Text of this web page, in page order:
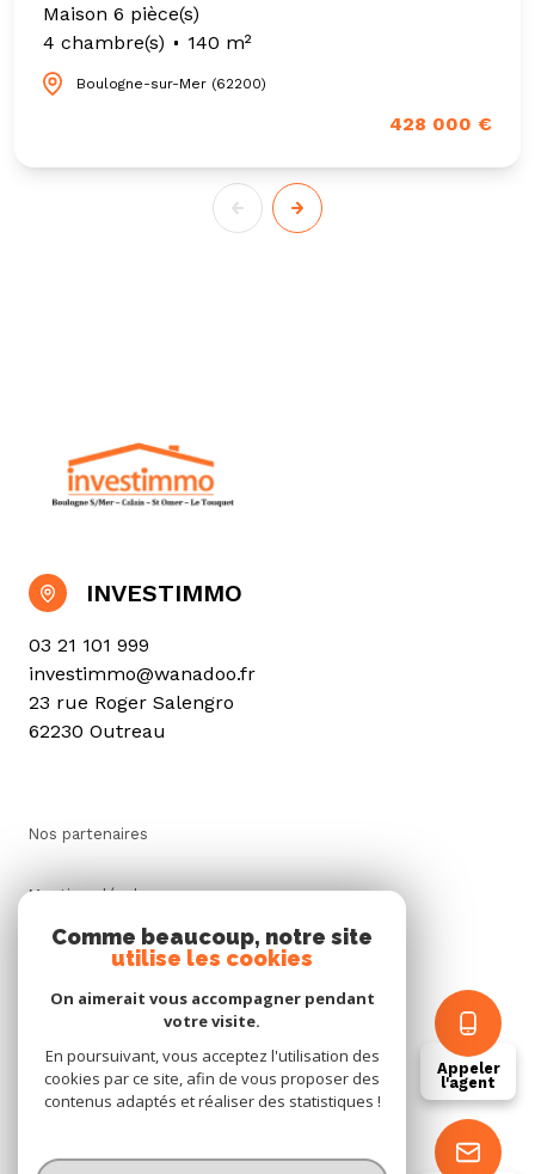
Appeler
l'agent
Maison 6 pièce(s)
4 chambre(s)
140 m²
Boulogne-sur-Mer (62200)
428 000 €
INVESTIMMO
03 21 101 999
investimmo@wanadoo.fr
23 rue Roger Salengro
62230 Outreau
Nos partenaires
Mentions légales
Cookies
© 2026 | Tous droits réservés
Comme beaucoup, notre site
utilise les cookies
On aimerait vous accompagner pendant
votre visite.
En poursuivant, vous acceptez l'utilisation des
cookies par ce site, afin de vous proposer des
contenus adaptés et réaliser des statistiques !